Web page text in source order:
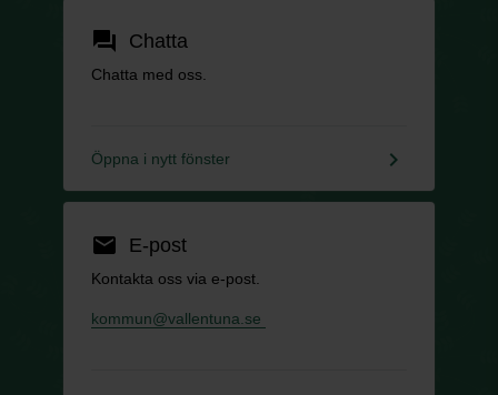
forum Chatta
Chatta med oss.
Öppna i nytt fönster keyboard_arrow_right
email E-post
Kontakta oss via e-post.
kommun@vallentuna.se